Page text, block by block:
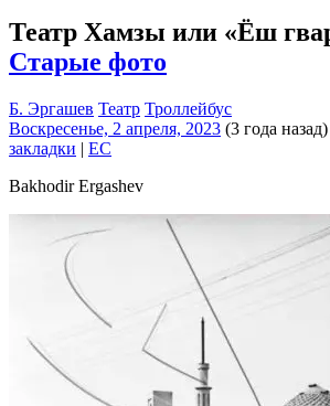
Театр Хамзы или «Ёш
Старые фото
Б. Эргашев Театр Троллейбус
Воскресенье, 2 апреля, 2023 (3 года назад)
закладки | EC
Bakhodir Ergashev